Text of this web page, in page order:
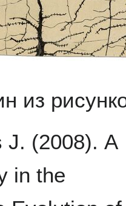
из
J. (2008). A
in the